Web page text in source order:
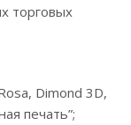
торговых
Dimond 3D,
печать”;